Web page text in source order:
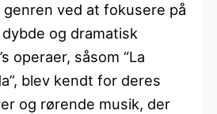
ved at fokusere på
og dramatisk
operaer, såsom “La
blev kendt for deres
og rørende musik, der